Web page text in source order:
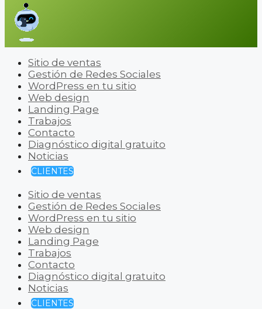
Sitio de ventas
Gestión de Redes Sociales
WordPress en tu sitio
Web design
Landing Page
Trabajos
Contacto
Diagnóstico digital gratuito
Noticias
CLIENTES
Sitio de ventas
Gestión de Redes Sociales
WordPress en tu sitio
Web design
Landing Page
Trabajos
Contacto
Diagnóstico digital gratuito
Noticias
CLIENTES